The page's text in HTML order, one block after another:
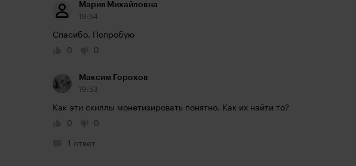
Мария Михайловна
19:54
Спасибо. Попробую
0
0
Максим Горохов
19:53
Как эти скиллы монетизировать понятно. Как их найти то?
0
0
1 ответ